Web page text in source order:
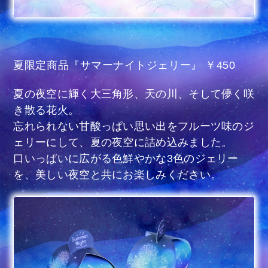
夏限定商品『サマーナイトジェリー』 ￥450
夏の夜空に輝く大三角形、天の川、そして儚く咲
き散る花火。
忘れられない甘酸っぱい思い出をフルーツ味のジ
ェリーにして、夏の夜空に詰め込みました。
口いっぱいに広がる色鮮やかな3色のジェリー
を、美しい夜空と共にお楽しみください。